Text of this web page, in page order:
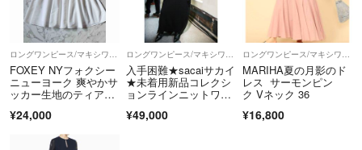
ロングワンピース/マキシワンピース
FOXEY NYフォクシー
ニューヨーク 爽やかサ
ッカー生地のティアー
¥24,000
ロングワンピース/マキシワンピース
入手困難★sacaiサカイ
★未着用新品コレクシ
ョンラインニットワン
¥49,000
ロングワンピース/マキシワンピース
MARIHA夏の月影のド
レス サーモンピン
ク Vネック 36
¥16,800